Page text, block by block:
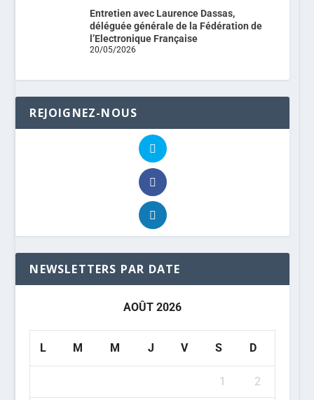
Entretien avec Laurence Dassas,
déléguée générale de la Fédération de
l’Electronique Française
20/05/2026
REJOIGNEZ-NOUS
NEWSLETTERS PAR DATE
AOÛT 2026
L M M J V S D
1 2